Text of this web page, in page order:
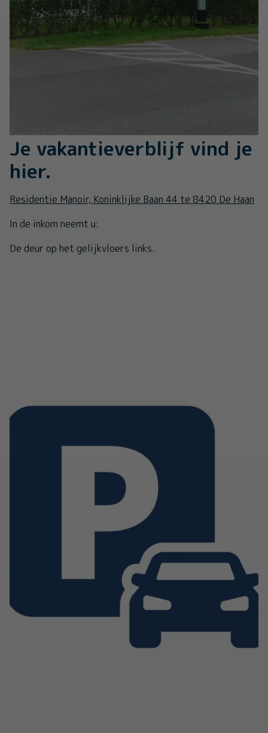
Je vakantieverblijf vind je
hier.
Residentie Manoir, Koninklijke Baan 44 te 8420 De Haan
In de inkom neemt u:
De deur op het gelijkvloers links.